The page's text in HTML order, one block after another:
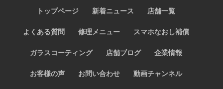
トップページ 新着ニュース 店舗一覧
よくある質問 修理メニュー スマホなおし補償
ガラスコーティング 店舗ブログ 企業情報
お客様の声 お問い合わせ 動画チャンネル